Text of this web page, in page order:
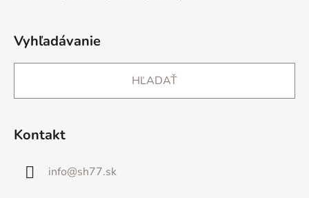
Vyhľadávanie
HĽADAŤ
Kontakt
info@sh77.sk